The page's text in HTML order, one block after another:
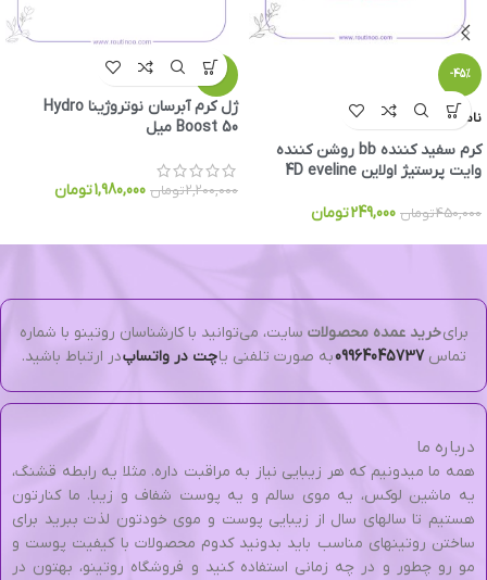
-45%
ناموجود
کرم سفید کننده bb روشن کننده
وایت پرستیژ اولاین 4D eveline
450,000تومان 249,000تومان
-10%
ژل کرم آبرسان نوتروژینا Hydro
Boost 50 میل
2,200,000تومان 1,980,000تومان
برایخرید عمده محصولات سایت، می‌توانید با کارشناسان روتینو با شماره
تماس09964045737به صورت تلفنی یاچت در واتساپدر ارتباط باشید.
درباره ما
همه ما میدونیم که هر زیبایی نیاز به مراقبت داره. مثلا یه رابطه قشنگ،
یه ماشین لوکس، یه موی سالم و یه پوست شفاف و زیبا. ما کنارتون
هستیم تا سالهای سال از زیبایی پوست و موی خودتون لذت ببرید برای
ساختن روتینهای مناسب باید بدونید کدوم محصولات با کیفیت پوست و
مو رو چطور و در چه زمانی استفاده کنید و فروشگاه روتینو، بهتون در